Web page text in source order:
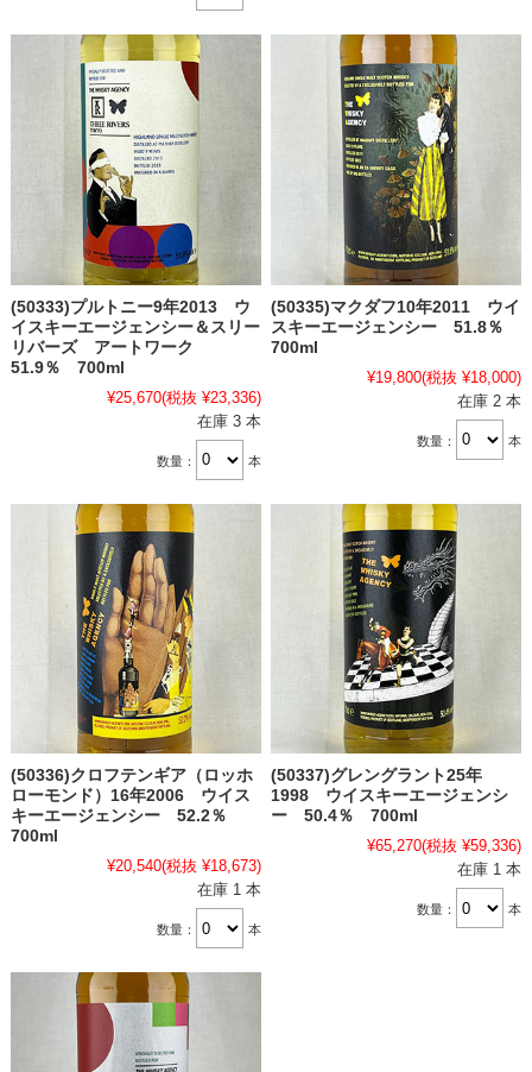
(50333)プルトニー9年2013 ウ
イスキーエージェンシー＆スリー
リバーズ アートワーク
51.9％ 700ml
¥25,670(税抜 ¥23,336)
在庫 3 本
数量： 本
(50335)マクダフ10年2011 ウイ
スキーエージェンシー 51.8％
700ml
¥19,800(税抜 ¥18,000)
在庫 2 本
数量： 本
(50336)クロフテンギア（ロッホ
ローモンド）16年2006 ウイス
キーエージェンシー 52.2％
700ml
¥20,540(税抜 ¥18,673)
在庫 1 本
数量： 本
(50337)グレングラント25年
1998 ウイスキーエージェンシ
ー 50.4％ 700ml
¥65,270(税抜 ¥59,336)
在庫 1 本
数量： 本